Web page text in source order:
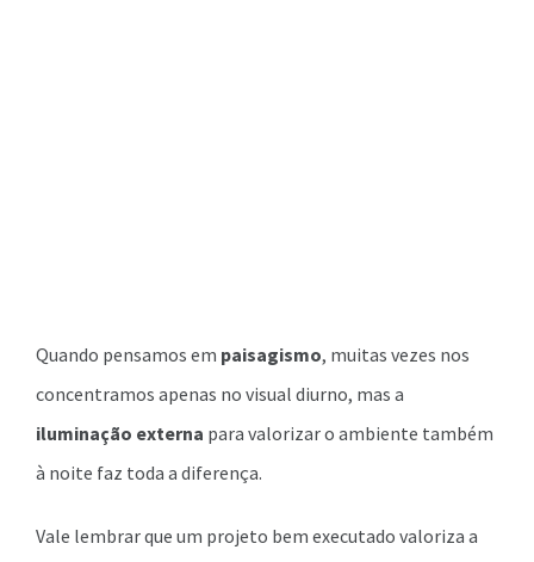
Quando pensamos em paisagismo, muitas vezes nos
concentramos apenas no visual diurno, mas a
iluminação externa para valorizar o ambiente também
à noite faz toda a diferença.
Vale lembrar que um projeto bem executado valoriza a